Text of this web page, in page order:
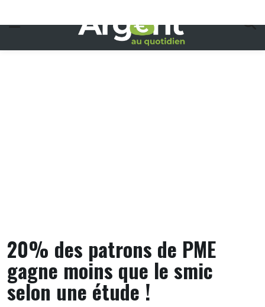
20% des patrons de PME
gagne moins que le smic
selon une étude !